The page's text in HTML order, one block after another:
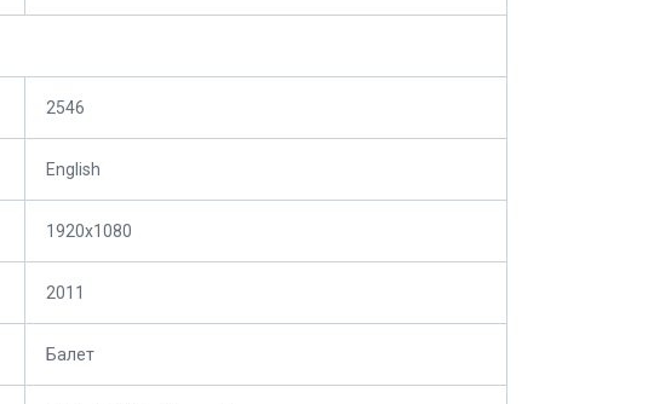
2546
English
1920x1080
2011
Балет